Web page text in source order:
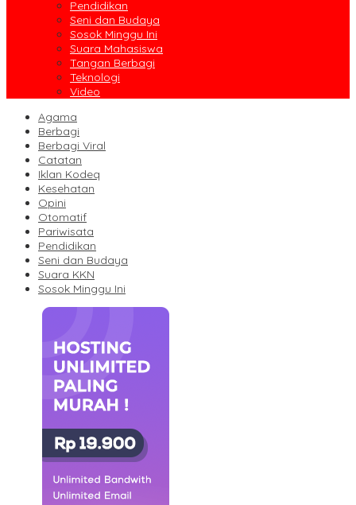
Pendidikan
Seni dan Budaya
Sosok Minggu Ini
Suara Mahasiswa
Tangan Berbagi
Teknologi
Video
Agama
Berbagi
Berbagi Viral
Catatan
Iklan Kodeq
Kesehatan
Opini
Otomatif
Pariwisata
Pendidikan
Seni dan Budaya
Suara KKN
Sosok Minggu Ini